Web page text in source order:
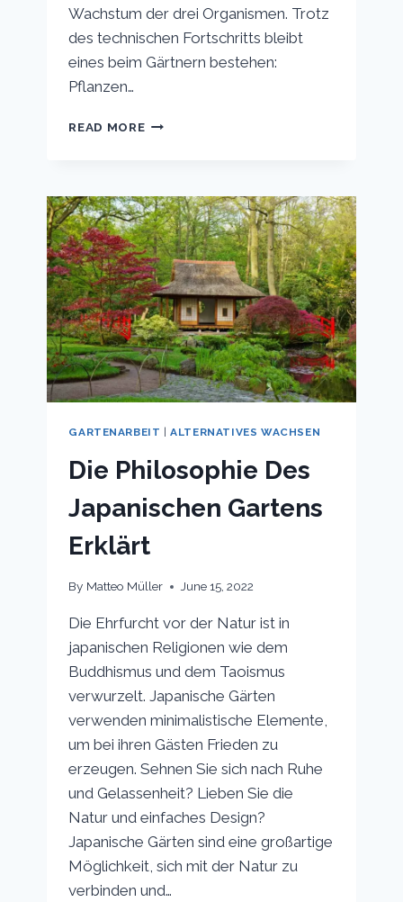
Wachstum der drei Organismen. Trotz
des technischen Fortschritts bleibt
eines beim Gärtnern bestehen:
Pflanzen…
READ MOREBRAUCHT
GARTENARBEIT |ALTERNATIVES WACHSEN
Die Philosophie Des
Japanischen Gartens
Erklärt
By Matteo Müller June 15, 2022
Die Ehrfurcht vor der Natur ist in
japanischen Religionen wie dem
Buddhismus und dem Taoismus
verwurzelt. Japanische Gärten
verwenden minimalistische Elemente,
um bei ihren Gästen Frieden zu
erzeugen. Sehnen Sie sich nach Ruhe
und Gelassenheit? Lieben Sie die
Natur und einfaches Design?
Japanische Gärten sind eine großartige
Möglichkeit, sich mit der Natur zu
verbinden und…